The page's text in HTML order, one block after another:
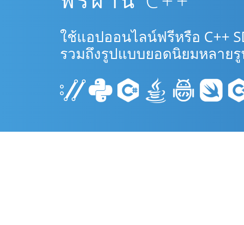
ใช้แอปออนไลน์ฟรีหรือ C++
รวมถึงรูปแบบยอดนิยมหลาย